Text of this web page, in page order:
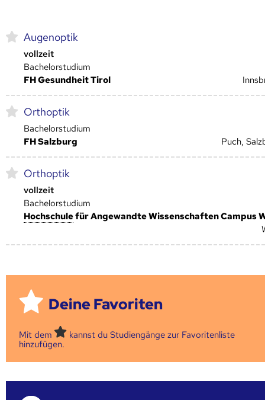
Augenoptik
vollzeit
Bachelorstudium
FH Gesundheit Tirol
Orthoptik
Bachelorstudium
FH Salzburg
Puch,
Orthoptik
vollzeit
Bachelorstudium
Hoch­schulefür Angewandte Wissenschaften Campus
Deine Favoriten
Mit dem
kannst du Studiengänge zur Favoritenliste
hinzufügen.